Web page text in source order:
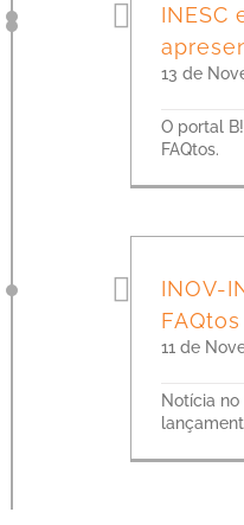
INESC
13 de
O portal
FAQtos.
INOV-
FAQtos
11 de
Notícia